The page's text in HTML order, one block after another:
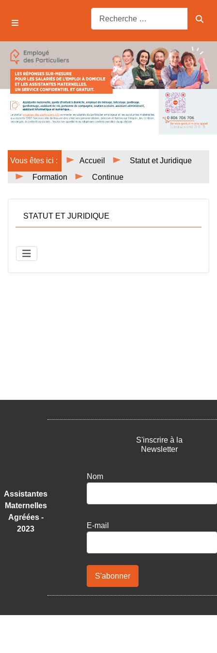
Vous êtes ici : Accueil
Statut et Juridique
Formation
Continue
STATUT ET JURIDIQUE
Assistantes
Maternelles
Agréées -
2023
S'inscrire à la
Newsletter
Nom
E-mail
S'abonner